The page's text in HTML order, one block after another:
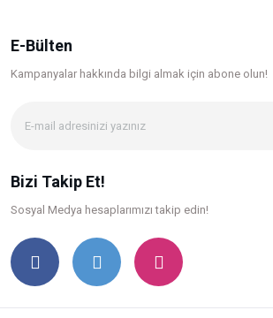
E-Bülten
Kampanyalar hakkında bilgi almak için abone olun!
Bizi Takip Et!
Sosyal Medya hesaplarımızı takip edin!